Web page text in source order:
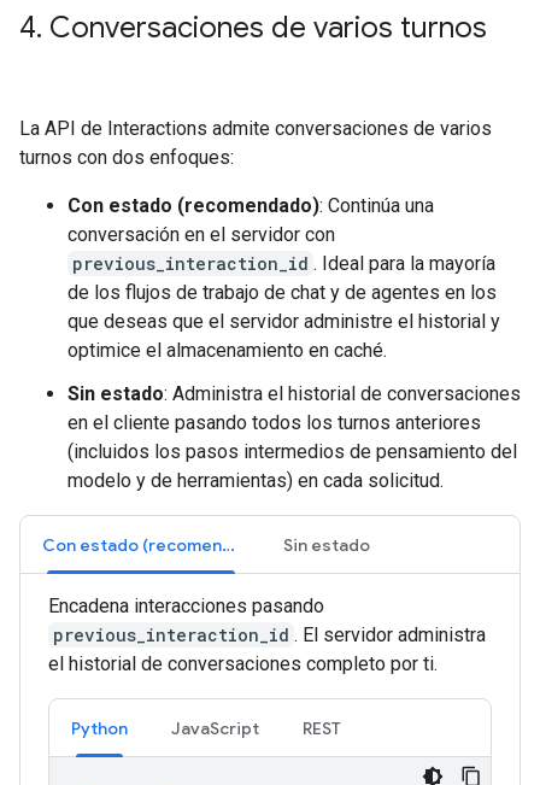
4. Conversaciones de varios turnos
La API de Interactions admite conversaciones de varios
turnos con dos enfoques:
Con estado (recomendado): Continúa una
conversación en el servidor con
previous_interaction_id . Ideal para la mayoría
de los flujos de trabajo de chat y de agentes en los
que deseas que el servidor administre el historial y
optimice el almacenamiento en caché.
Sin estado: Administra el historial de conversaciones
en el cliente pasando todos los turnos anteriores
(incluidos los pasos intermedios de pensamiento del
modelo y de herramientas) en cada solicitud.
Con estado (recomendado) Sin estado
Encadena interacciones pasando
previous_interaction_id . El servidor administra
el historial de conversaciones completo por ti.
Python JavaScript REST